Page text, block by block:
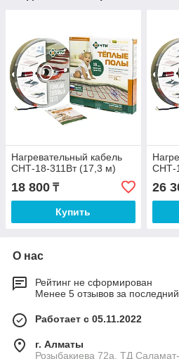
Нагревательный кабель
СНТ-18-311Вт (17,3 м)
18 800 ₸
Купить
СНТ-
26
О нас
Рейтинг не сформирован
Менее 5 отзывов за
Работает с 05.11.2022
г. Алматы
Розыбакиева 72а, ТД